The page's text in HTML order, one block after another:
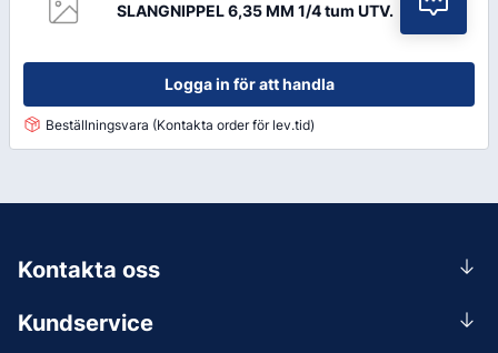
SLANGNIPPEL 6,35 MM 1/4 tum UTV.
Logga in för att handla
Beställningsvara (Kontakta order för lev.tid)
Kundservice
Kontakta oss
0156-409 00
Mån-Tors 07.30-16:30, Fre 07.30-15.00.